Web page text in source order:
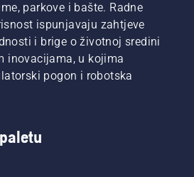
parkove i bašte. Radne
ispunjavaju zahtjeve
i brige o životnoj sredini
inovacijama, u kojima
pogon i robotska